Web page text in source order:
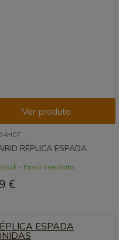
Ver produto
RÉPLICA ESPADA
- Envio imediato
€